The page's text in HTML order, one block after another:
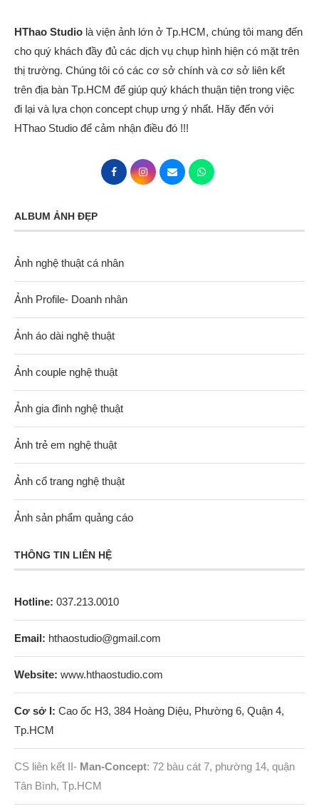
HThao Studio là viện ảnh lớn ở Tp.HCM, chúng tôi mang đến
cho quý khách đầy đủ các dịch vụ chụp hình hiện có mặt trên
thị trường. Chúng tôi có các cơ sở chính và cơ sở liên kết
trên địa bàn Tp.HCM để giúp quý khách thuận tiện trong việc
đi lại và lựa chọn concept chụp ưng ý nhất. Hãy đến với
HThao Studio để cảm nhận điều đó !!!
ALBUM ẢNH ĐẸP
Ảnh nghệ thuật cá nhân
Ảnh Profile- Doanh nhân
Ảnh áo dài nghệ thuật
Ảnh couple nghệ thuật
Ảnh gia đình nghệ thuật
Ảnh trẻ em nghệ thuật
Ảnh cổ trang nghệ thuật
Ảnh sản phẩm quảng cáo
THÔNG TIN LIÊN HỆ
Hotline: 037.213.0010
Email: hthaostudio@gmail.com
Website: www.hthaostudio.com
Cơ sở I: Cao ốc H3, 384 Hoàng Diệu, Phường 6, Quận 4,
Tp.HCM
CS liên kết II- Man-Concept: 72 bàu cát 7, phường 14, quận
Tân Bình, Tp.HCM